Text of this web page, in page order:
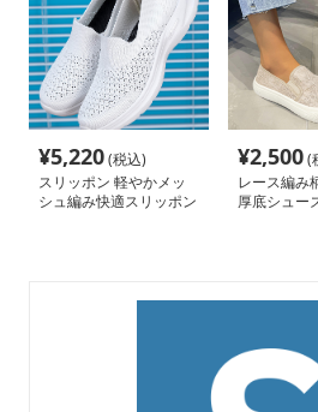
¥5,220(税込)
スリッポン 軽やかメッ
シュ編み快適スリッポン
¥2,500(
レース編み
厚底シュー